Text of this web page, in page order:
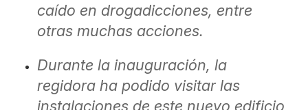
caído en drogadicciones, entre
otras muchas acciones.
Durante la inauguración, la
regidora ha podido visitar las
instalaciones de este nuevo edificio